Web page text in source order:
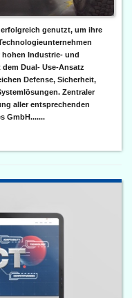
erfolgreich genutzt, um ihre
Industrie- und
Dual- Use-Ansatz
Defense, Sicherheit,
Zentraler
aller entsprechenden
GmbH.......